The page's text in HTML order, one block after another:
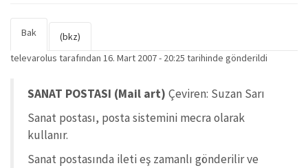
Birincil sekmeler
Bak
sekme)
(bkz)
televarolus tarafından 16. Mart 2007 - 20:25 tarihinde gönderildi
SANAT POSTASI (Mail art) Çeviren: Suzan Sarı
Sanat postası, posta sistemini mecra olarak
kullanır.
Sanat postasında ileti eş zamanlı gönderilir ve